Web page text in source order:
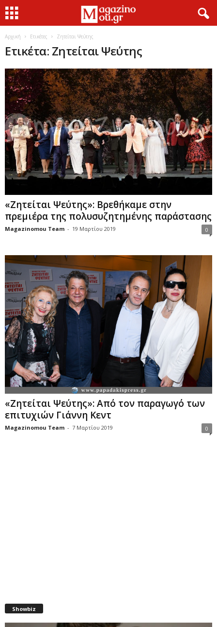
Αρχική Ετικέτες Ζητείται Ψεύτης
Ετικέτα: Ζητείται Ψεύτης
«Ζητείται Ψεύτης»: Βρεθήκαμε στην
πρεμιέρα της πολυσυζητημένης παράστασης
Magazinomou Team - 19 Μαρτίου 2019 0
«Ζητείται Ψεύτης»: Από τον παραγωγό των
επιτυχιών Γιάννη Κεντ
Magazinomou Team - 7 Μαρτίου 2019 0
Showbiz